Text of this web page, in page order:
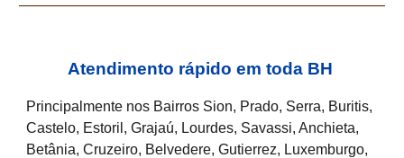
Atendimento rápido em toda BH
Principalmente nos Bairros Sion, Prado, Serra, Buritis,
Castelo, Estoril, Grajaú, Lourdes, Savassi, Anchieta,
Betânia, Cruzeiro, Belvedere, Gutierrez, Luxemburgo,